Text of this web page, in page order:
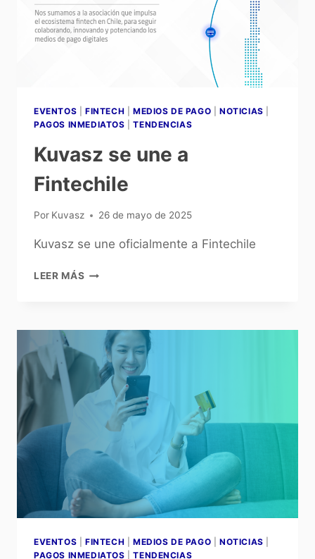
EVENTOS FINTECH MEDIOS DE PAGO |NOTICIAS
PAGOS INMEDIATOS |TENDENCIAS
Kuvasz se une a
Fintechile
Por Kuvasz 26 de mayo de 2025
Kuvasz se une oficialmente a Fintechile
LEER MÁS
EVENTOS FINTECH MEDIOS DE PAGO |NOTICIAS
PAGOS INMEDIATOS |TENDENCIAS